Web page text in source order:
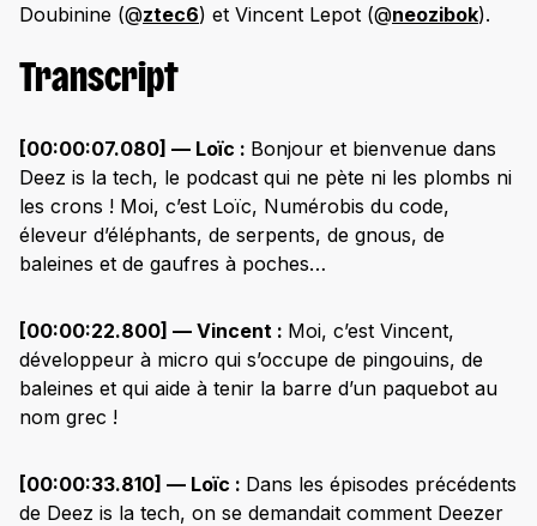
Doubinine (@ztec6) et Vincent Lepot (@neozibok).
Transcript
[00:00:07.080] — Loïc : Bonjour et bienvenue dans
Deez is la tech, le podcast qui ne pète ni les plombs ni
les crons ! Moi, c’est Loïc, Numérobis du code,
éleveur d’éléphants, de serpents, de gnous, de
baleines et de gaufres à poches…
[00:00:22.800] — Vincent : Moi, c’est Vincent,
développeur à micro qui s’occupe de pingouins, de
baleines et qui aide à tenir la barre d’un paquebot au
nom grec !
[00:00:33.810] — Loïc : Dans les épisodes précédents
de Deez is la tech, on se demandait comment Deezer